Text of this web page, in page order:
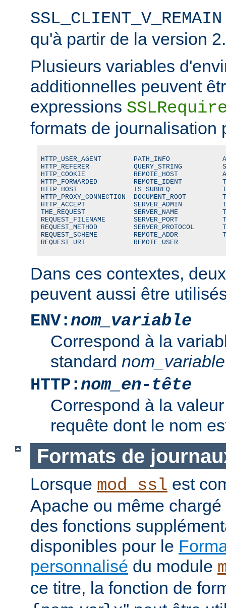
SSL_CLIENT_V_REMAIN
qu'à partir de la version
Plusieurs variables
additionnelles peuvent
expressions
formats de journalisation
HTTP_USER_AGENT        PATH_INFO
HTTP_REFERER           QUERY_STRING
HTTP_COOKIE            REMOTE_HOST
HTTP_FORWARDED         REMOTE_IDENT
HTTP_HOST              IS_SUBREQ
HTTP_PROXY_CONNECTION  DOCUMENT_ROOT
HTTP_ACCEPT            SERVER_ADMIN
THE_REQUEST            SERVER_NAME
REQUEST_FILENAME       SERVER_PORT
REQUEST_METHOD         SERVER_PROTOCOL
REQUEST_SCHEME         REMOTE_ADDR
REQUEST_URI            REMOTE_USER
Dans ces contextes,
peuvent aussi être
ENV:nom_variable
Correspond à la
standard nom_variable
HTTP:nom_en-tête
Correspond à la
requête dont le nom
Formats de
Lorsque mod_ssl est
Apache ou même
des fonctions
disponibles pour le
personnalisé du module
ce titre, la fonction de